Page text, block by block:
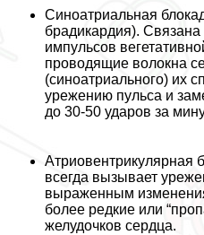
Синоатриальная
брадикардия).
импульсов
проводящие волокна
(синоатриального) их
урежению пульса и
до 30-50 ударов за
Атриовентрикулярная
всегда вызывает
выраженным
более редкие или
желудочков сердца.